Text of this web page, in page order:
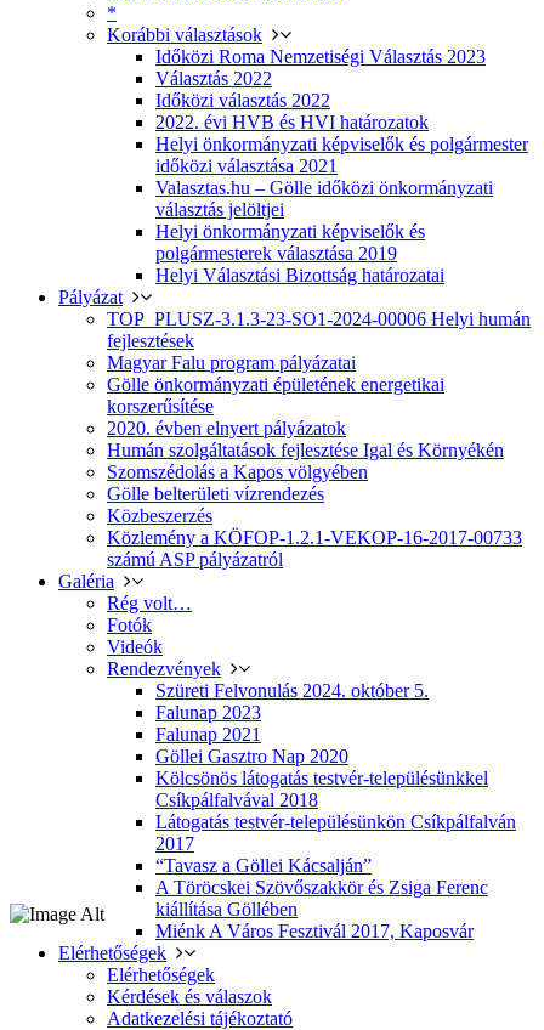
*
Korábbi választások
Időközi Roma Nemzetiségi Választás 2023
Választás 2022
Időközi választás 2022
2022. évi HVB és HVI határozatok
Helyi önkormányzati képviselők és polgármester
időközi választása 2021
Valasztas.hu – Gölle időközi önkormányzati
választás jelöltjei
Helyi önkormányzati képviselők és
polgármesterek választása 2019
Helyi Választási Bizottság határozatai
Pályázat
TOP_PLUSZ-3.1.3-23-SO1-2024-00006 Helyi humán
fejlesztések
Magyar Falu program pályázatai
Gölle önkormányzati épületének energetikai
korszerűsítése
2020. évben elnyert pályázatok
Humán szolgáltatások fejlesztése Igal és Környékén
Szomszédolás a Kapos völgyében
Gölle belterületi vízrendezés
Közbeszerzés
Közlemény a KÖFOP-1.2.1-VEKOP-16-2017-00733
számú ASP pályázatról
Galéria
Rég volt…
Fotók
Videók
Rendezvények
Szüreti Felvonulás 2024. október 5.
Falunap 2023
Falunap 2021
Göllei Gasztro Nap 2020
Kölcsönös látogatás testvér-településünkkel
Csíkpálfalvával 2018
Látogatás testvér-településünkön Csíkpálfalván
2017
“Tavasz a Göllei Kácsalján”
A Töröcskei Szövőszakkör és Zsiga Ferenc
kiállítása Göllében
Miénk A Város Fesztivál 2017, Kaposvár
Elérhetőségek
Elérhetőségek
Kérdések és válaszok
Adatkezelési tájékoztató